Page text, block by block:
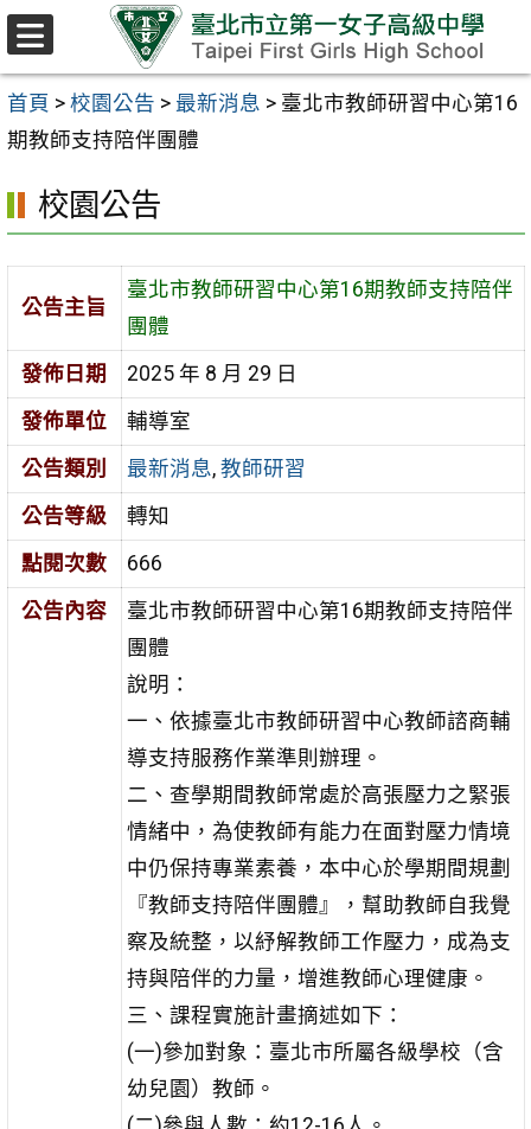
跳至主要內容區
首頁 > 校園公告 > 最新消息 > 臺北市教師研習中心第16
期教師支持陪伴團體
校園公告
公告主旨
臺北市教師研習中心第16期教師支持陪伴
團體
發佈日期
2025 年 8 月 29 日
發佈單位
輔導室
公告類別
最新消息, 教師研習
公告等級
轉知
點閱次數
666
公告內容
臺北市教師研習中心第16期教師支持陪伴
團體
說明：
一、依據臺北市教師研習中心教師諮商輔
導支持服務作業準則辦理。
二、查學期間教師常處於高張壓力之緊張
情緒中，為使教師有能力在面對壓力情境
中仍保持專業素養，本中心於學期間規劃
『教師支持陪伴團體』，幫助教師自我覺
察及統整，以紓解教師工作壓力，成為支
持與陪伴的力量，增進教師心理健康。
三、課程實施計畫摘述如下：
(一)參加對象：臺北市所屬各級學校（含
幼兒園）教師。
選
單